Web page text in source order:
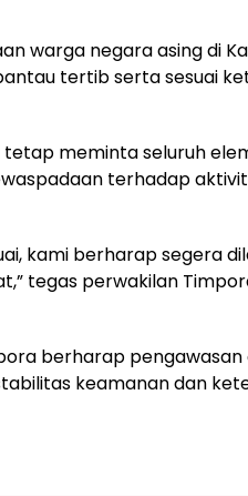
warga negara asing di
tertib serta sesuai
tetap meminta seluruh
terhadap
kami berharap segera
tegas perwakilan
berharap pengawasan
keamanan dan